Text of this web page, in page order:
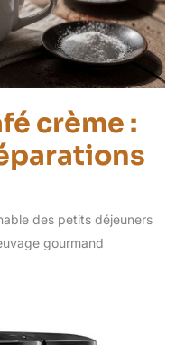
crème :
des petits déjeuners
gourmand